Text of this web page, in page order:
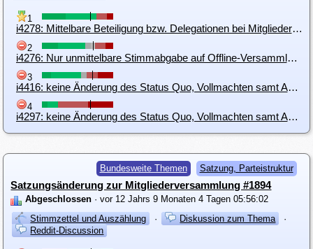
1
i4278: Mittelbare Beteiligung bzw. Delegationen bei Mitgliederversammlungen nicht zulassen
2
i4276: Nur unmittelbare Stimmabgabe auf Offline-Versammlungen
3
i4416: keine Änderung des Status Quo, Vollmachten samt Ausweiskopie bringen weiterhin kein Stimmrecht
4
i4297: keine Änderung des Status Quo, Vollmachten samt Ausweiskopie gelten weiterhin
Bundesweite Themen Satzung, Parteistruktur
Satzungsänderung zur Mitgliederversammlung #1894
Abgeschlossen · vor 12 Jahrs 9 Monaten 4 Tagen 05:56:02
Stimmzettel und Auszählung
· Diskussion zum Thema
·
Reddit-Discussion